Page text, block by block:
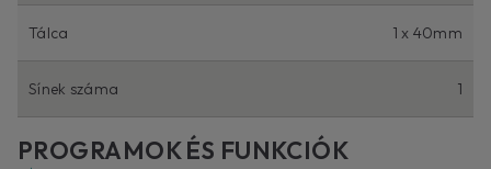
Tálca 1 x 40mm
Sínek száma 1
PROGRAMOK ÉS FUNKCIÓK